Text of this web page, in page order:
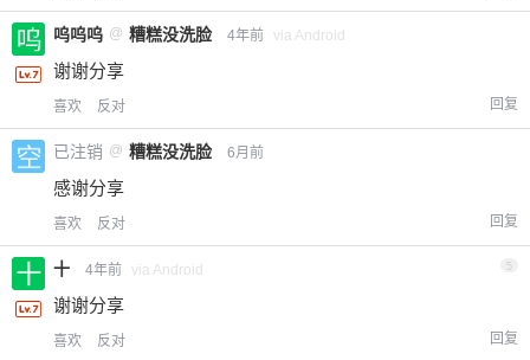
呜呜呜 @ 糟糕没洗脸 4年前 via Android
谢谢分享
喜欢 反对 回复
已注销 @ 糟糕没洗脸 6月前
感谢分享
喜欢 反对 回复
十 4年前 via Android 5
谢谢分享
喜欢 反对 回复